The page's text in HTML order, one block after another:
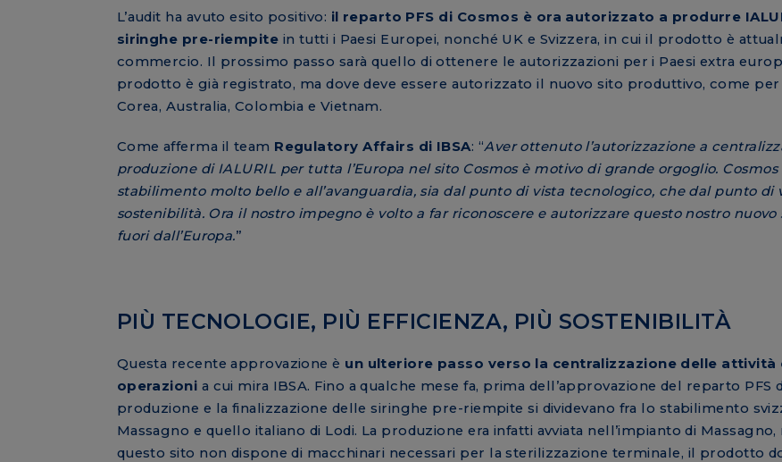
L’audit ha avuto esito positivo: il reparto PFS di Cosmos è ora autorizzato a produrre
siringhe pre-riempite in tutti i Paesi Europei, nonché UK e Svizzera, in cui il prodotto è
commercio. Il prossimo passo sarà quello di ottenere le autorizzazioni per i Paesi extra
prodotto è già registrato, ma dove deve essere autorizzato il nuovo sito produttivo, come
Corea, Australia, Colombia e Vietnam.
Come afferma il team Regulatory Affairs di IBSA: “Aver ottenuto l’autorizzazione a
produzione di IALURIL per tutta l’Europa nel sito Cosmos è motivo di grande orgoglio. Cosmos
stabilimento molto bello e all’avanguardia, sia dal punto di vista tecnologico, che dal punto di
sostenibilità. Ora il nostro impegno è volto a far riconoscere e autorizzare questo nostro nuovo
fuori dall’Europa.”
PIÙ TECNOLOGIE, PIÙ EFFICIENZA, PIÙ SOSTENIBILITÀ
Questa recente approvazione è un ulteriore passo verso la centralizzazione delle attività
operazioni a cui mira IBSA. Fino a qualche mese fa, prima dell’approvazione del reparto PFS
produzione e la finalizzazione delle siringhe pre-riempite si dividevano fra lo stabilimento
Massagno e quello italiano di Lodi. La produzione era infatti avviata nell’impianto di
questo sito non dispone di macchinari necessari per la sterilizzazione terminale, il prodotto